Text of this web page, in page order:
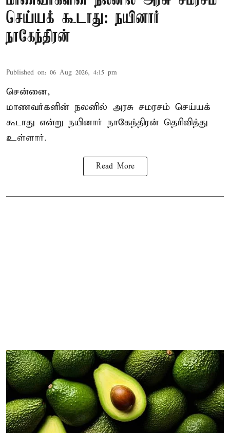
செய்யக் கூடாது: நயினார்
நாகேந்திரன்
Published on: 06 Aug 2026, 4:15 pm
சென்னை,
மாணவர்களின் நலனில் அரசு சமரசம் செய்யக்
கூடாது என்று நயினார் நாகேந்திரன் தெரிவித்து
உள்ளார்.
Read More